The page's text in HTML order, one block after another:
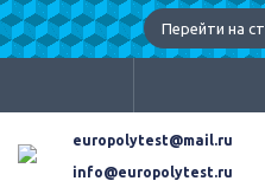
Перейти на
europolytest@mail.ru
info@europolytest.ru